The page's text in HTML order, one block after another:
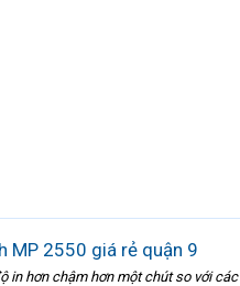
MP 2550 giá rẻ quận 9
in hơn chậm hơn một chút so với